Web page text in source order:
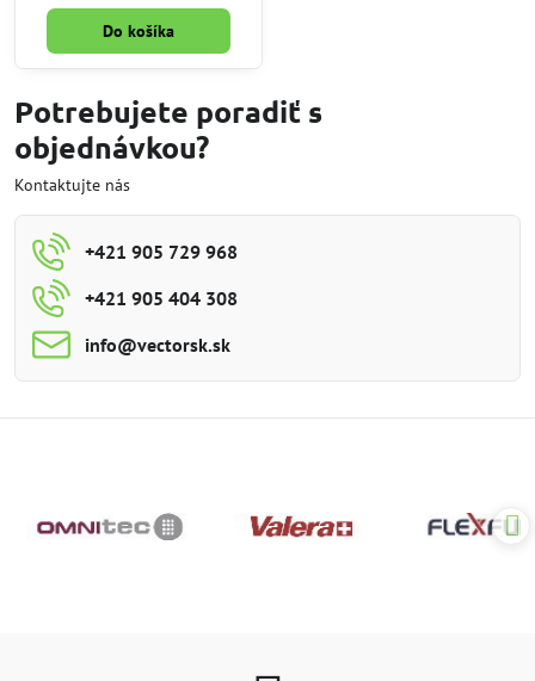
Do košíka
Potrebujete poradiť s
objednávkou?
Kontaktujte nás
+421 905 729 968
+421 905 404 308
info​@vectorsk​.sk